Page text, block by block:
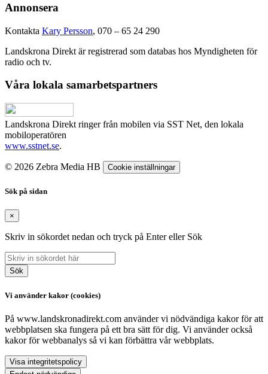
Annonsera
Kontakta Kary Persson, 070 – 65 24 290
Landskrona Direkt är registrerad som databas hos Myndigheten för
radio och tv.
Våra lokala samarbetspartners
Landskrona Direkt ringer från mobilen via SST Net, den lokala
mobiloperatören
www.sstnet.se.
© 2026 Zebra Media HB Cookie inställningar
Sök på sidan
×
Skriv in sökordet nedan och tryck på Enter eller Sök
Sök
Vi använder kakor (cookies)
På www.landskronadirekt.com använder vi nödvändiga kakor för att
webbplatsen ska fungera på ett bra sätt för dig. Vi använder också
kakor för webbanalys så vi kan förbättra vår webbplats.
Visa integritetspolicy